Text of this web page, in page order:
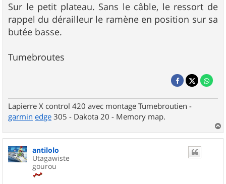
Sur le petit plateau. Sans le câble, le ressort de
rappel du dérailleur le ramène en position sur sa
butée basse.
Tumebroutes
Lapierre X control 420 avec montage Tumebroutien -
garmin edge 305 - Dakota 20 - Memory map.
a
u
antilolo
Utagawiste
gourou